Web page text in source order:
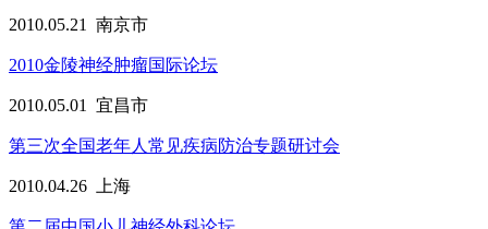
2010.05.21 南京市
2010金陵神经肿瘤国际论坛
2010.05.01 宜昌市
第三次全国老年人常见疾病防治专题研讨会
2010.04.26 上海